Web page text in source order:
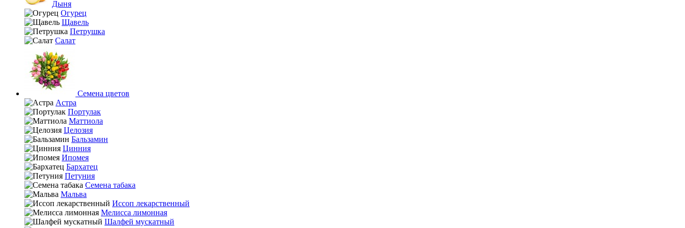
Дыня
Огурец
Щавель
Петрушка
Салат
Семена цветов
Астра
Портулак
Маттиола
Целозия
Бальзамин
Цинния
Ипомея
Бархатец
Петуния
Семена табака
Мальва
Иссоп лекарственный
Мелисса лимонная
Шалфей мускатный